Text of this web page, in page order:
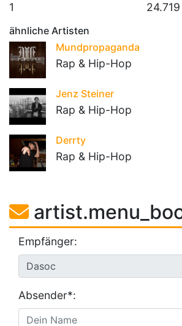
1
24.719
ähnliche Artisten
Mundpropaganda
Rap & Hip-Hop
Jenz Steiner
Rap & Hip-Hop
Derrty
Rap & Hip-Hop
Empfänger:
Absender*: